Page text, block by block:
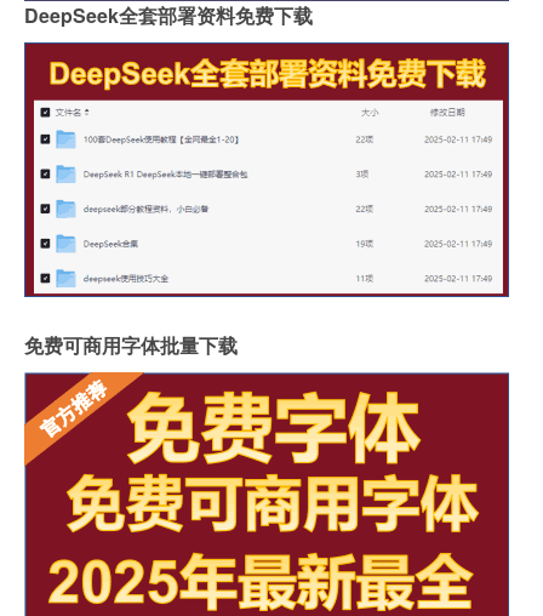
DeepSeek全套部署资料免费下载
免费可商用字体批量下载